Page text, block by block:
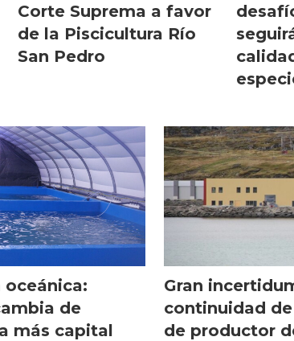
Corte Suprema a favor
de la Piscicultura Río
San Pedro
oceánica:
de
más capital
Gran
continuidad
de productor